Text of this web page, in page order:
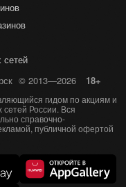
сетей
© 2013—2026 18+
гидом по акциям и
России. Вся
справочно-
публичной офертой